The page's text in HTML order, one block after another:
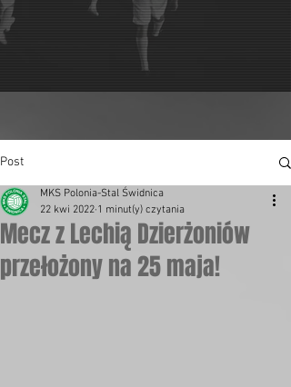
Post
Mecz z Lechią Dzierżoniów
przełożony na 25 maja!
MKS Polonia-Stal Świdnica
22 kwi 2022 1 minut(y) czytania